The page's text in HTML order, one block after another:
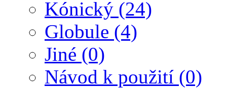
Kónický (24)
Globule (4)
Jiné (0)
Návod k použití (0)